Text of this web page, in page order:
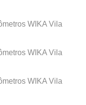
WIKA Vila
WIKA Vila
WIKA Vila